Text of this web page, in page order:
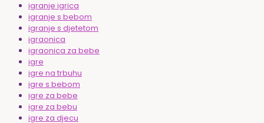
igranje igrica
igranje s bebom
igranje s djetetom
igraonica
igraonica za bebe
igre
igre na trbuhu
igre s bebom
igre za bebe
igre za bebu
igre za djecu